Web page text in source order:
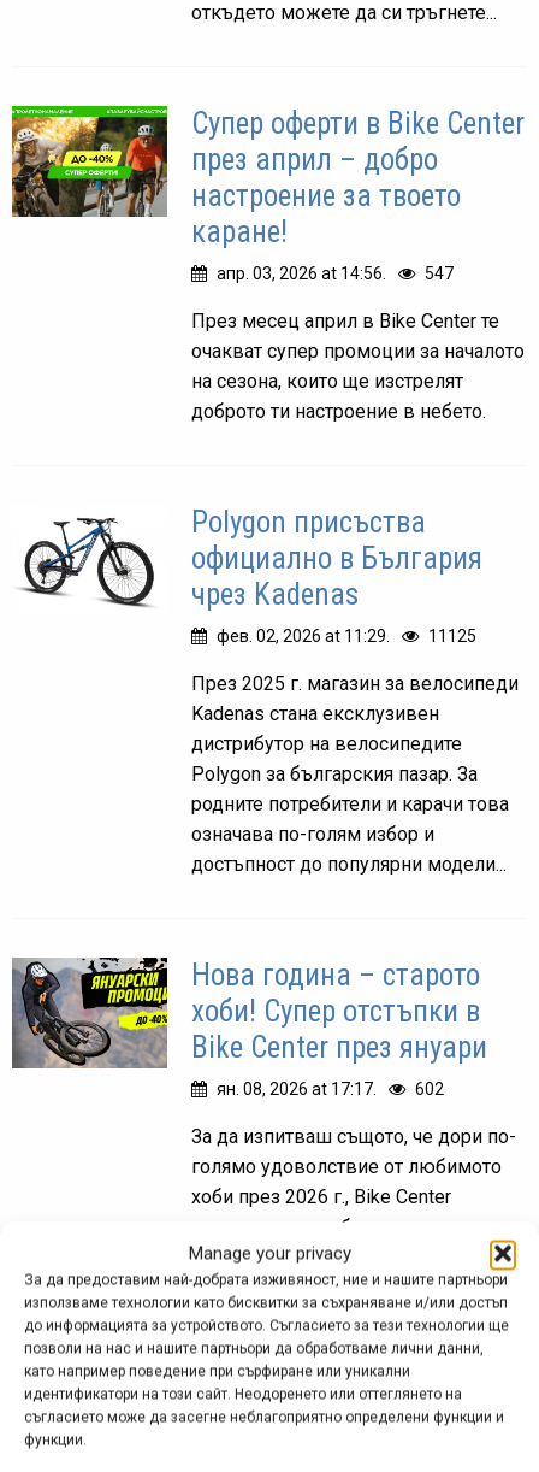
Manage your privacy
За да предоставим най-добрата изживяност, ние и нашите партньори
използваме технологии като бисквитки за съхраняване и/или достъп
до информацията за устройството. Съгласието за тези технологии ще
позволи на нас и нашите партньори да обработваме лични данни,
като например поведение при сърфиране или уникални
идентификатори на този сайт. Неодоренето или оттеглянето на
съгласието може да засегне неблагоприятно определени функции и
функции.
откъдето можете да си тръгнете...
Супер оферти в Bike Center
през април – добро
настроение за твоето
каране!
апр. 03, 2026 at 14:56. 547
През месец април в Bike Center те
очакват супер промоции за началото
на сезона, които ще изстрелят
доброто ти настроение в небето.
Polygon присъства
официално в България
чрез Kadenas
фев. 02, 2026 at 11:29. 11125
През 2025 г. магазин за велосипеди
Kadenas стана ексклузивен
дистрибутор на велосипедите
Polygon за българския пазар. За
родните потребители и карачи това
означава по-голям избор и
достъпност до популярни модели...
Нова година – старото
хоби! Супер отстъпки в
Bike Center през януари
ян. 08, 2026 at 17:17. 602
За да изпитваш същото, че дори по-
голямо удоволствие от любимото
хоби през 2026 г., Bike Center
подготвиха за теб супер промоции
през януари.
Коледни намаления в
Bike Center: до 40% през